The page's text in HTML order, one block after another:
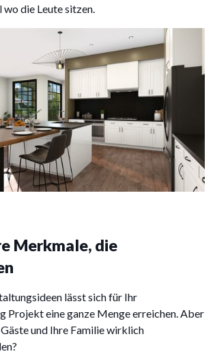
wo die Leute sitzen.
Merkmale, die
lässt sich für Ihr
Projekt eine ganze Menge erreichen. Aber
Gäste und Ihre Familie wirklich